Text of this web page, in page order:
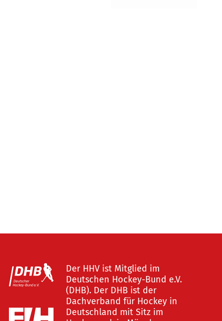
Der HHV ist Mitglied im
Deutschen Hockey-Bund e.V.
(DHB). Der DHB ist der
Dachverband für Hockey in
Deutschland mit Sitz im